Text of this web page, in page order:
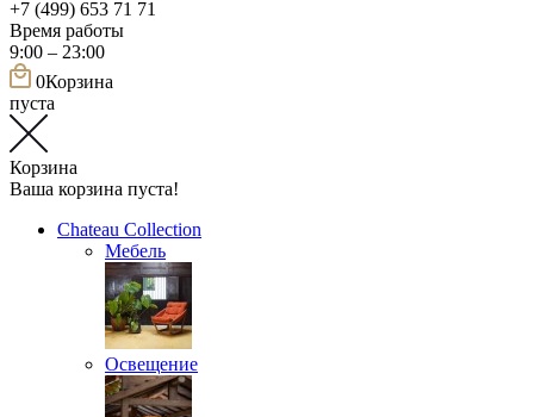
+7 (499) 653 71 71
Время работы
9:00 – 23:00
0Корзина
пуста
Корзина
Ваша корзина пуста!
Chateau Collection
Мебель
Освещение